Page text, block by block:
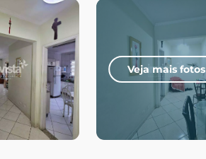
Veja mais fotos